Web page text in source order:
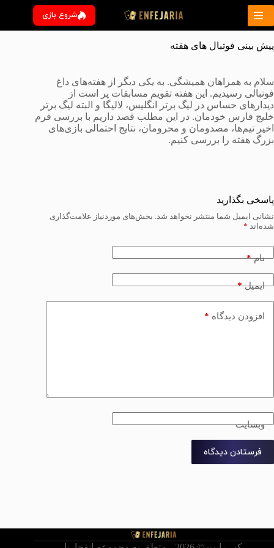
پرش
محتوا
شروع بازی
پیش بینی فوتبال های هفته
سلام به همراهان همیشگی. به یکی دیگر از هفته‌های داغ
فوتبالی رسیدیم. این هفته تقویم مسابقات پر است از
دیدارهای حساس در لیگ برتر انگلیس، لالیگا و البته لیگ برتر
خلیج فارس خودمان. در این مطلب قصد داریم با بررسی فرم
اخیر تیم‌ها، مصدومان و محرومان، نتایج احتمالی بازی‌های
بزرگ هفته را بررسی کنیم.
پاسخی بگذارید
نشانی ایمیل شما منتشر نخواهد شد. بخش‌های موردنیاز علامت‌گذاری
شده‌اند *
نام*
ایمیل*
افزودن دیدگاه *
وبسایت
فرستادن دیدگاه